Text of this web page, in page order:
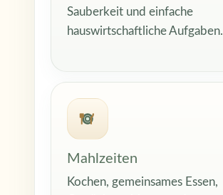
Sauberkeit und einfache
hauswirtschaftliche Aufgaben.
Mahlzeiten
Kochen, gemeinsames Essen,